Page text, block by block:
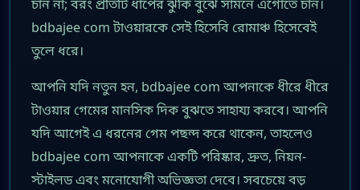
চান না; বরং প্রতিটি ধাপের ঝুঁকি বুঝে সামনে এগোতে চান।
bdbajee com টাওয়ারকে সেই হিসেবি রোমাঞ্চ হিসেবেই
তুলে ধরে।
আপনি যদি নতুন হন, bdbajee com আপনাকে ধীরে ধীরে
টাওয়ার গেমের মানসিক দিক বুঝতে সাহায্য করবে। আপনি
যদি আগেই এ ধরনের গেম পছন্দ করে থাকেন, তাহলেও
bdbajee com আপনাকে একটি পরিষ্কার, দ্রুত, নিয়ন-
স্টাইলড এবং মনোযোগী অভিজ্ঞতা দেবে। সবচেয়ে বড়